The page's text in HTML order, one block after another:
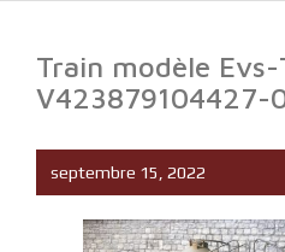
Train modèle
V423879104427-
septembre 15, 2022